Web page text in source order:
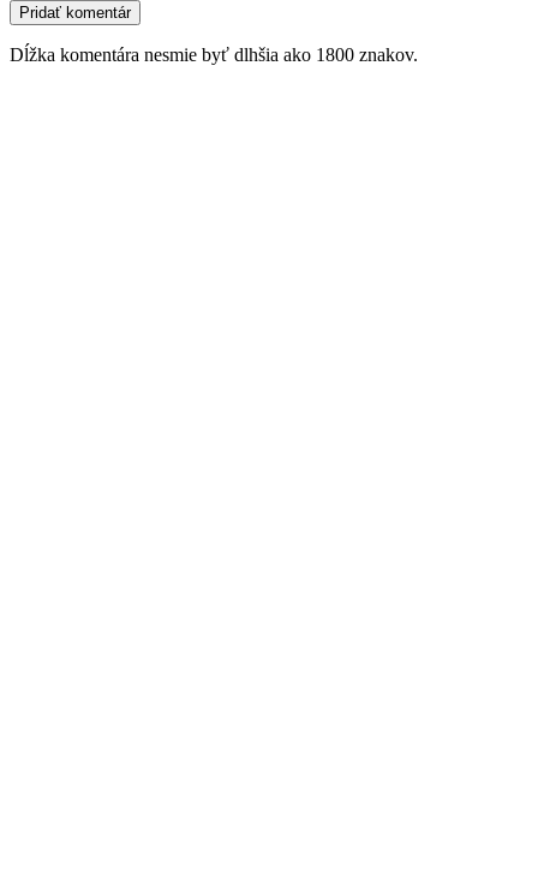
Dĺžka komentára nesmie byť dlhšia ako 1800 znakov.